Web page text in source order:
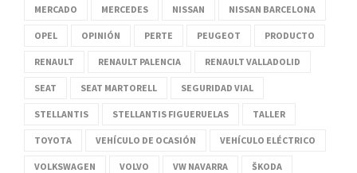
MERCADO MERCEDES NISSAN NISSAN BARCELONA
OPEL OPINIÓN PERTE PEUGEOT PRODUCTO
RENAULT RENAULT PALENCIA RENAULT VALLADOLID
SEAT SEAT MARTORELL SEGURIDAD VIAL
STELLANTIS STELLANTIS FIGUERUELAS TALLER
TOYOTA VEHÍCULO DE OCASIÓN VEHÍCULO ELÉCTRICO
VOLKSWAGEN VOLVO VW NAVARRA ŠKODA